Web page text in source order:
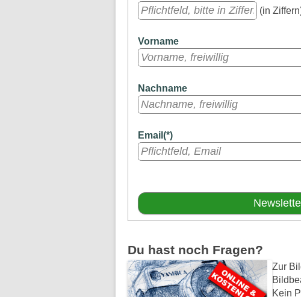
(in
Vorname
Nachname
Email(*)
Du hast noch Fragen?
Zur
Kein